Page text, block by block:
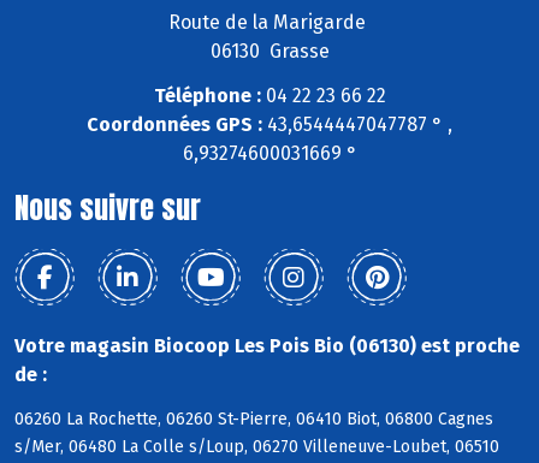
Route de la Marigarde
06130 Grasse
Téléphone :04 22 23 66 22
Coordonnées GPS : 43,6544447047787 ° ,
6,93274600031669 °
Nous suivre sur
Votre magasin Biocoop Les Pois Bio (06130) est proche
de :
06260 La Rochette, 06260 St-Pierre, 06410 Biot, 06800 Cagnes
s/Mer, 06480 La Colle s/Loup, 06270 Villeneuve-Loubet, 06510